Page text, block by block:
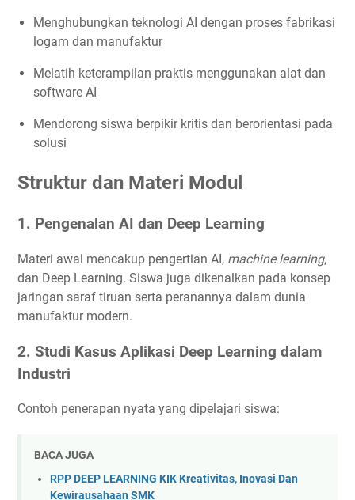
Menghubungkan teknologi AI dengan proses fabrikasi
logam dan manufaktur
Melatih keterampilan praktis menggunakan alat dan
software AI
Mendorong siswa berpikir kritis dan berorientasi pada
solusi
Struktur dan Materi Modul
1. Pengenalan AI dan Deep Learning
Materi awal mencakup pengertian AI, machine learning,
dan Deep Learning. Siswa juga dikenalkan pada konsep
jaringan saraf tiruan serta peranannya dalam dunia
manufaktur modern.
2. Studi Kasus Aplikasi Deep Learning dalam
Industri
Contoh penerapan nyata yang dipelajari siswa:
BACA JUGA
RPP DEEP LEARNING KIK Kreativitas, Inovasi Dan
Kewirausahaan SMK